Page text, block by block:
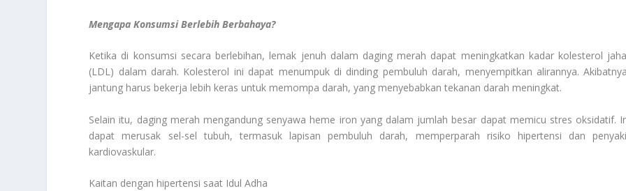
Mengapa Konsumsi Berlebih Berbahaya?
Ketika di konsumsi secara berlebihan, lemak jenuh dalam daging merah dapat meningkatkan kadar kolesterol
(LDL) dalam darah. Kolesterol ini dapat menumpuk di dinding pembuluh darah, menyempitkan alirannya.
jantung harus bekerja lebih keras untuk memompa darah, yang menyebabkan tekanan darah meningkat.
Selain itu, daging merah mengandung senyawa heme iron yang dalam jumlah besar dapat memicu stres oksidatif.
dapat merusak sel-sel tubuh, termasuk lapisan pembuluh darah, memperparah risiko hipertensi dan
kardiovaskular.
Kaitan dengan hipertensi saat Idul Adha